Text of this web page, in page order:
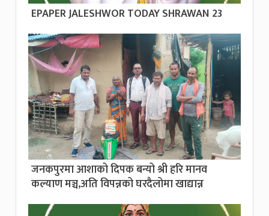
EPAPER JALESHWOR TODAY SHRAWAN 23
जनकपुरमा आशाको दिपक बन्यो श्री हरि मानव
कल्याण मञ्च,अति विपन्नको घरदैलोमा खाद्यान्न